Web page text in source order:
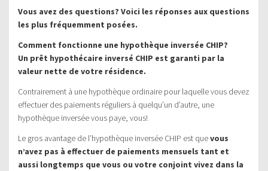
Vous avez des questions? Voici les réponses aux questions
les plus fréquemment posées.
Comment fonctionne une hypothèque inversée CHIP?
Un prêt hypothécaire inversé CHIP est garanti par la
valeur nette de votre résidence.
Contrairement à une hypothèque ordinaire pour laquelle vous devez
effectuer des paiements réguliers à quelqu’un d’autre, une
hypothèque inversée vous paye, vous!
Le gros avantage de l’hypothèque inversée CHIP est quevous
n’avez pas à effectuer de paiements mensuels tant et
aussi longtemps que vous ou votre conjoint vivez dans la